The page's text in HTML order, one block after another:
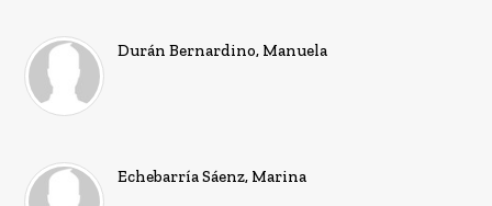
Durán Bernardino, Manuela
Echebarría Sáenz, Marina